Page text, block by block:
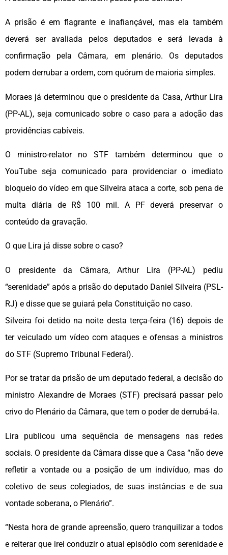
A prisão é em flagrante e inafiançável, mas ela também
deverá ser avaliada pelos deputados e será levada à
confirmação pela Câmara, em plenário. Os deputados
podem derrubar a ordem, com quórum de maioria simples.
Moraes já determinou que o presidente da Casa, Arthur Lira
(PP-AL), seja comunicado sobre o caso para a adoção das
providências cabíveis.
O ministro-relator no STF também determinou que o
YouTube seja comunicado para providenciar o imediato
bloqueio do vídeo em que Silveira ataca a corte, sob pena de
multa diária de R$ 100 mil. A PF deverá preservar o
conteúdo da gravação.
O que Lira já disse sobre o caso?
O presidente da Câmara, Arthur Lira (PP-AL) pediu
“serenidade” após a prisão do deputado Daniel Silveira (PSL-
RJ) e disse que se guiará pela Constituição no caso.
Silveira foi detido na noite desta terça-feira (16) depois de
ter veiculado um vídeo com ataques e ofensas a ministros
do STF (Supremo Tribunal Federal).
Por se tratar da prisão de um deputado federal, a decisão do
ministro Alexandre de Moraes (STF) precisará passar pelo
crivo do Plenário da Câmara, que tem o poder de derrubá-la.
Lira publicou uma sequência de mensagens nas redes
sociais. O presidente da Câmara disse que a Casa “não deve
refletir a vontade ou a posição de um indivíduo, mas do
coletivo de seus colegiados, de suas instâncias e de sua
vontade soberana, o Plenário”.
“Nesta hora de grande apreensão, quero tranquilizar a todos
e reiterar que irei conduzir o atual episódio com serenidade e